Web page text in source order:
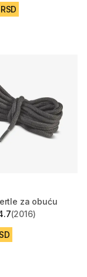
za obuću
from 2016
(2016)